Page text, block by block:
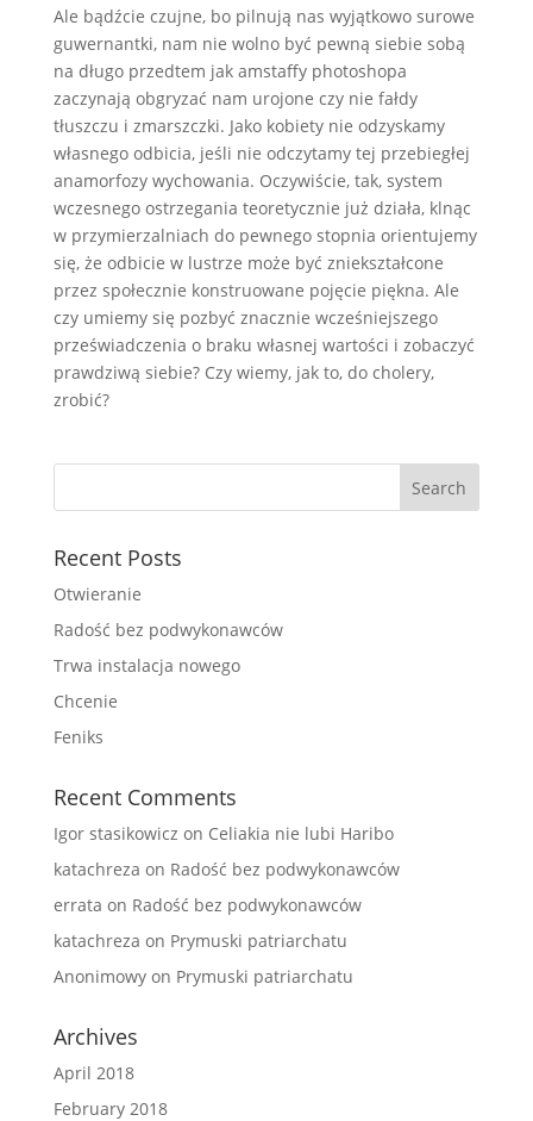
Ale bądźcie czujne, bo pilnują nas wyjątkowo surowe
guwernantki, nam nie wolno być pewną siebie sobą
na długo przedtem jak amstaffy photoshopa
zaczynają obgryzać nam urojone czy nie fałdy
tłuszczu i zmarszczki. Jako kobiety nie odzyskamy
własnego odbicia, jeśli nie odczytamy tej przebiegłej
anamorfozy wychowania. Oczywiście, tak, system
wczesnego ostrzegania teoretycznie już działa, klnąc
w przymierzalniach do pewnego stopnia orientujemy
się, że odbicie w lustrze może być zniekształcone
przez społecznie konstruowane pojęcie piękna. Ale
czy umiemy się pozbyć znacznie wcześniejszego
przeświadczenia o braku własnej wartości i zobaczyć
prawdziwą siebie? Czy wiemy, jak to, do cholery,
zrobić?
Recent Posts
Otwieranie
Radość bez podwykonawców
Trwa instalacja nowego
Chcenie
Feniks
Recent Comments
Igor stasikowicz on Celiakia nie lubi Haribo
katachreza on Radość bez podwykonawców
errata on Radość bez podwykonawców
katachreza on Prymuski patriarchatu
Anonimowyon Prymuski patriarchatu
Archives
April 2018
February 2018